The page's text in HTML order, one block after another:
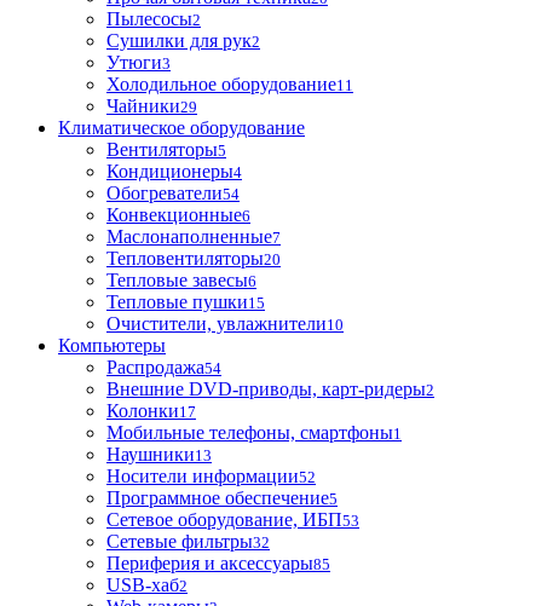
Пылесосы2
Сушилки для рук2
Утюги3
Холодильное оборудование11
Чайники29
Климатическое оборудование
Вентиляторы5
Кондиционеры4
Обогреватели54
Конвекционные6
Маслонаполненные7
Тепловентиляторы20
Тепловые завесы6
Тепловые пушки15
Очистители, увлажнители10
Компьютеры
Распродажа54
Внешние DVD-приводы, карт-ридеры2
Колонки17
Мобильные телефоны, смартфоны1
Наушники13
Носители информации52
Программное обеспечение5
Сетевое оборудование, ИБП53
Сетевые фильтры32
Периферия и аксессуары85
USB-хаб2